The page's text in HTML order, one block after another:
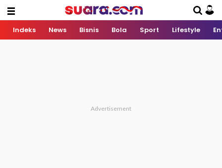
Indeks News Bisnis Bola Sport Lifestyle